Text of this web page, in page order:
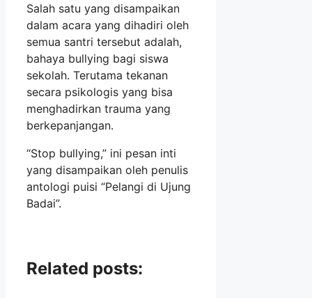
Salah satu yang disampaikan
dalam acara yang dihadiri oleh
semua santri tersebut adalah,
bahaya bullying bagi siswa
sekolah. Terutama tekanan
secara psikologis yang bisa
menghadirkan trauma yang
berkepanjangan.
“Stop bullying,” ini pesan inti
yang disampaikan oleh penulis
antologi puisi “Pelangi di Ujung
Badai”.
Related posts: